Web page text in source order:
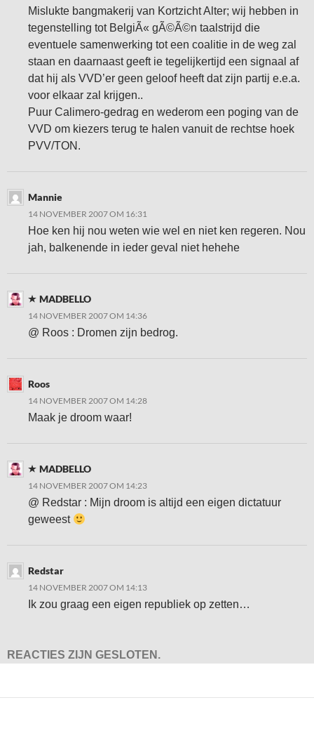
Mislukte bangmakerij van Kortzicht Alter; wij hebben in
tegenstelling tot BelgiÃ« gÃ©Ã©n taalstrijd die
eventuele samenwerking tot een coalitie in de weg zal
staan en daarnaast geeft ie tegelijkertijd een signaal af
dat hij als VVD’er geen geloof heeft dat zijn partij e.e.a.
voor elkaar zal krijgen..
Puur Calimero-gedrag en wederom een poging van de
VVD om kiezers terug te halen vanuit de rechtse hoek
PVV/TON.
Mannie
14 NOVEMBER 2007 OM 16:31
Hoe ken hij nou weten wie wel en niet ken regeren. Nou
jah, balkenende in ieder geval niet hehehe
MADBELLO
14 NOVEMBER 2007 OM 14:36
@ Roos : Dromen zijn bedrog.
Roos
14 NOVEMBER 2007 OM 14:28
Maak je droom waar!
MADBELLO
14 NOVEMBER 2007 OM 14:23
@ Redstar : Mijn droom is altijd een eigen dictatuur
geweest
Redstar
14 NOVEMBER 2007 OM 14:13
Ik zou graag een eigen republiek op zetten…
REACTIES ZIJN GESLOTEN.